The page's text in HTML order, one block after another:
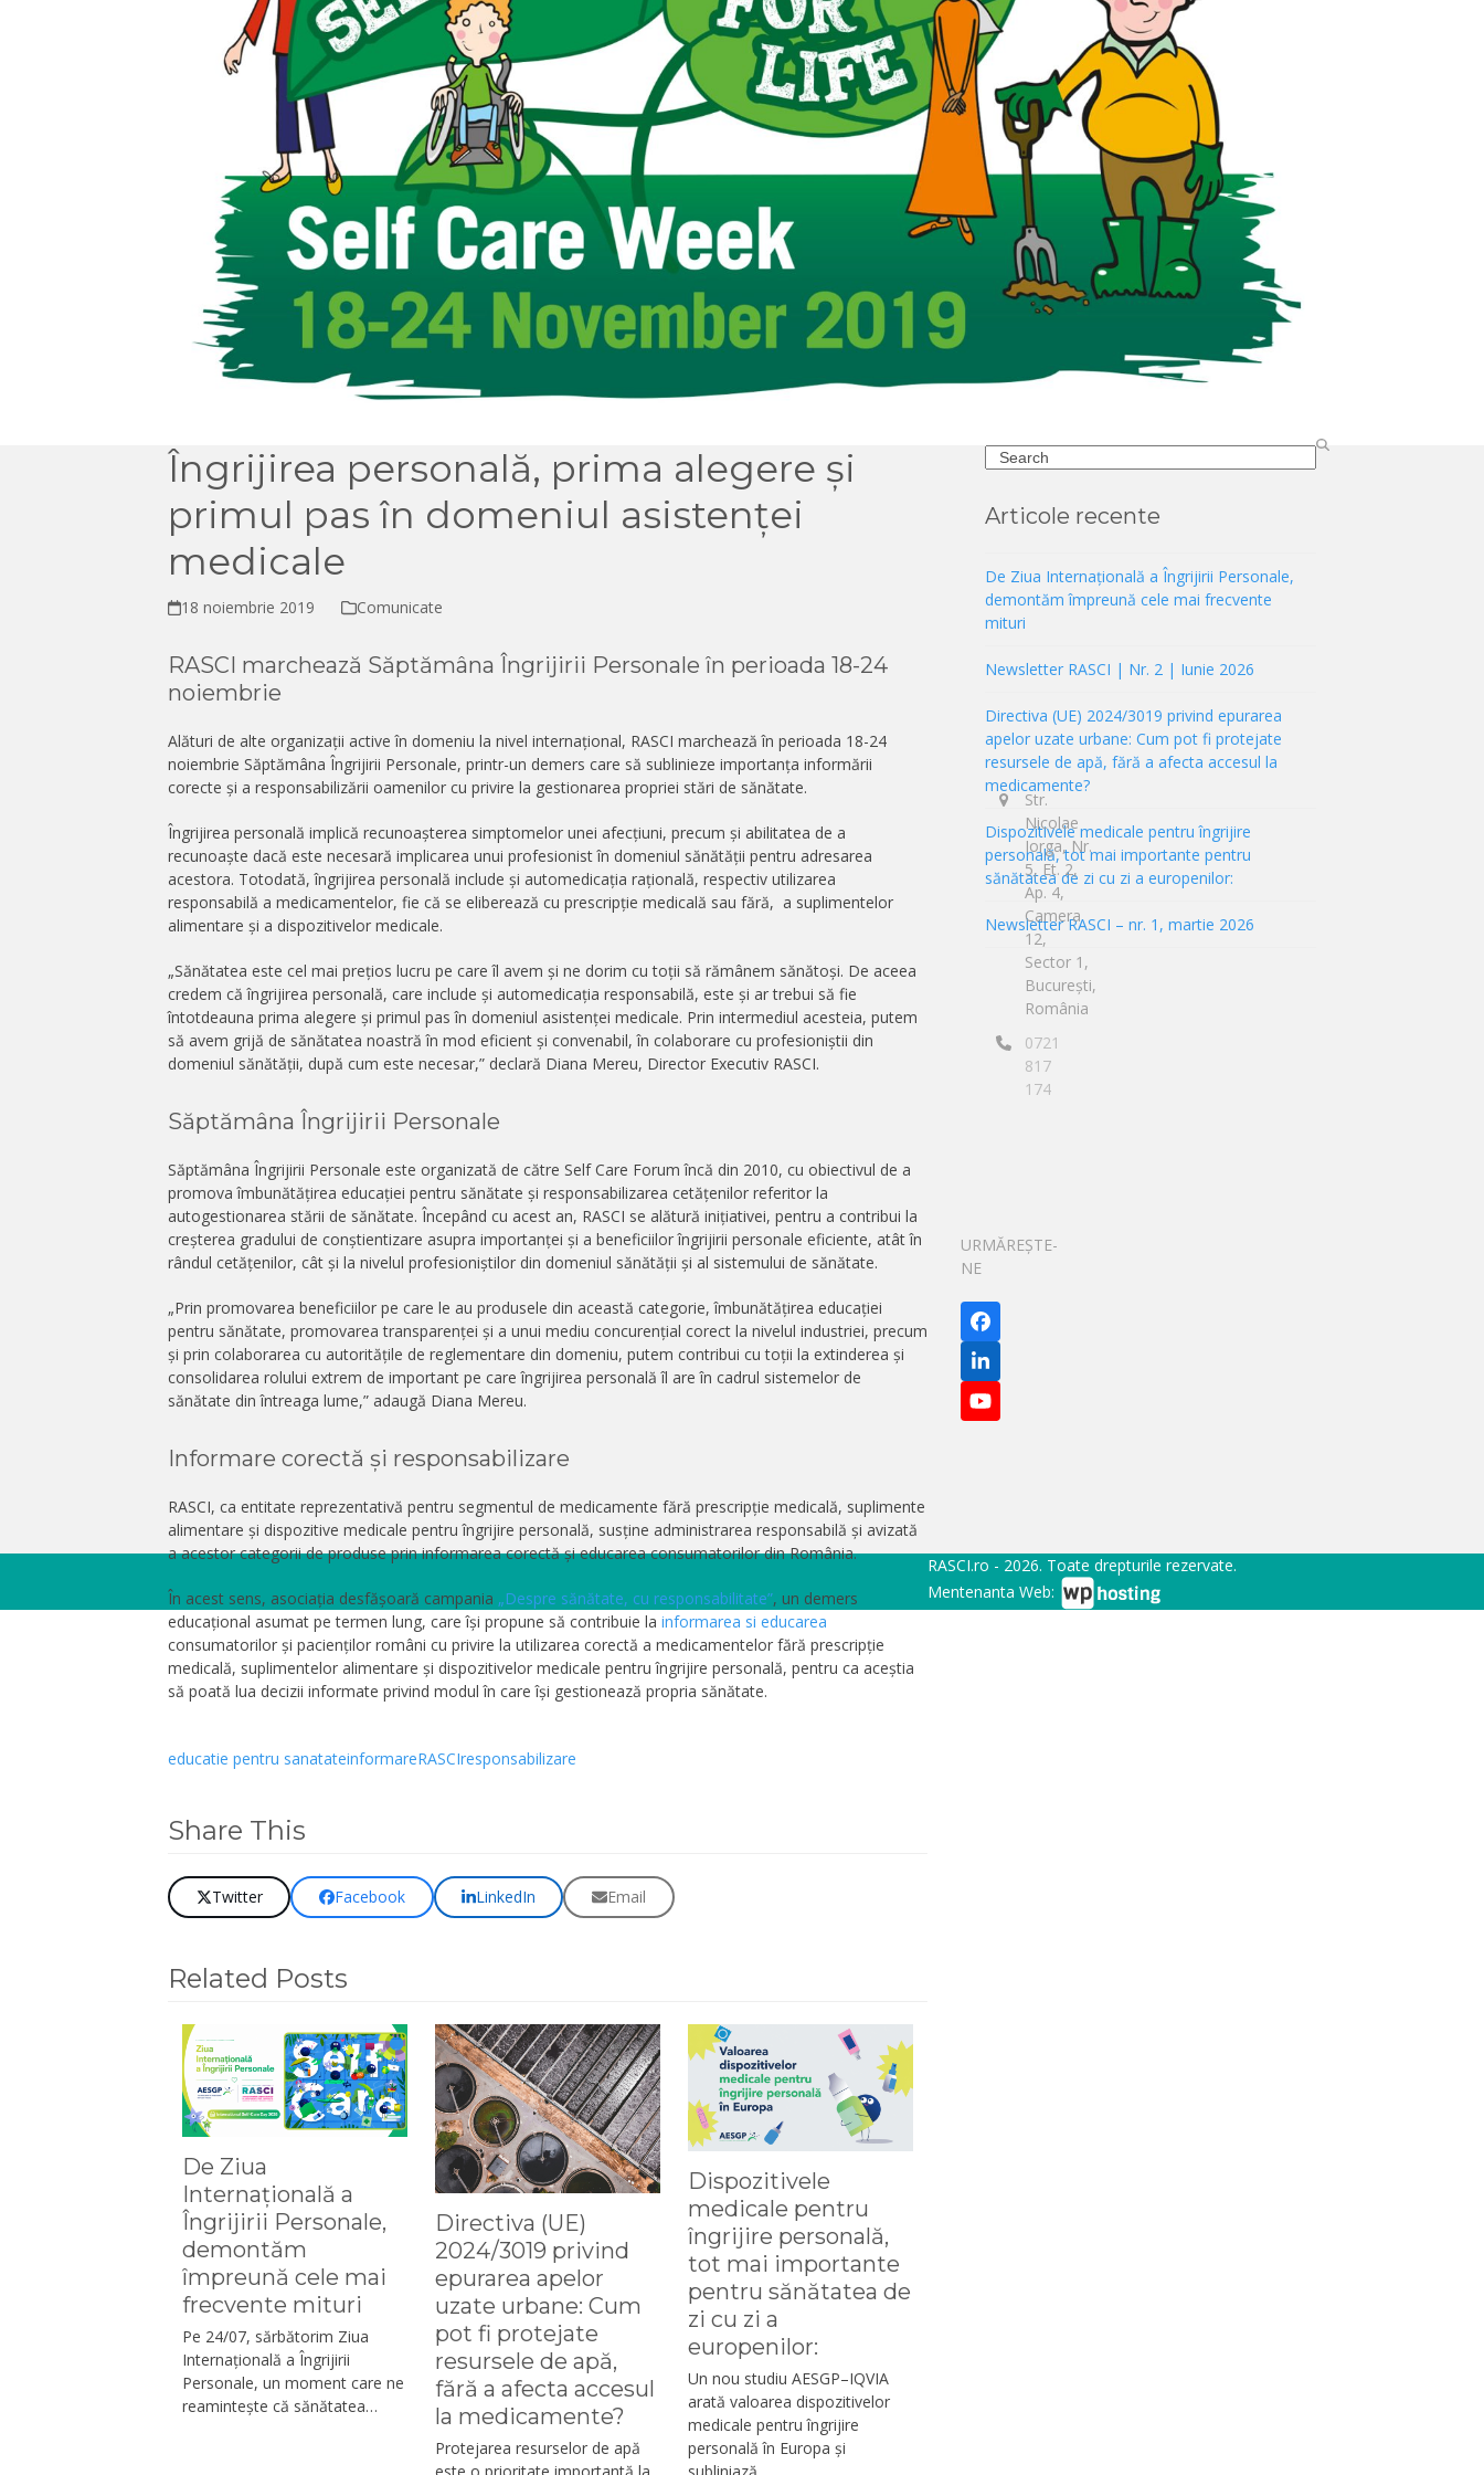
Îngrijirea personală, prima alegere și
primul pas în domeniul asistenței
medicale
18 noiembrie 2019 Comunicate
RASCI marchează Săptămâna Îngrijirii Personale în perioada 18-24
noiembrie
Alături de alte organizații active în domeniu la nivel internațional, RASCI marchează în perioada 18-24
noiembrie Săptămâna Îngrijirii Personale, printr-un demers care să sublinieze importanța informării
corecte și a responsabilizării oamenilor cu privire la gestionarea propriei stări de sănătate.
Îngrijirea personală implică recunoașterea simptomelor unei afecțiuni, precum și abilitatea de a
recunoaște dacă este necesară implicarea unui profesionist în domeniul sănătății pentru adresarea
acestora. Totodată, îngrijirea personală include și automedicația rațională, respectiv utilizarea
responsabilă a medicamentelor, fie că se eliberează cu prescripție medicală sau fără, a suplimentelor
alimentare și a dispozitivelor medicale.
„Sănătatea este cel mai prețios lucru pe care îl avem și ne dorim cu toții să rămânem sănătoși. De aceea
credem că îngrijirea personală, care include și automedicația responsabilă, este și ar trebui să fie
întotdeauna prima alegere și primul pas în domeniul asistenței medicale. Prin intermediul acesteia, putem
să avem grijă de sănătatea noastră în mod eficient și convenabil, în colaborare cu profesioniștii din
domeniul sănătății, după cum este necesar,” declară Diana Mereu, Director Executiv RASCI.
Săptămâna Îngrijirii Personale
Săptămâna Îngrijirii Personale este organizată de către Self Care Forum încă din 2010, cu obiectivul de a
promova îmbunătățirea educației pentru sănătate și responsabilizarea cetățenilor referitor la
autogestionarea stării de sănătate. Începând cu acest an, RASCI se alătură inițiativei, pentru a contribui la
creșterea gradului de conștientizare asupra importanței și a beneficiilor îngrijirii personale eficiente, atât în
rândul cetățenilor, cât și la nivelul profesioniștilor din domeniul sănătății și al sistemului de sănătate.
„Prin promovarea beneficiilor pe care le au produsele din această categorie, îmbunătățirea educației
pentru sănătate, promovarea transparenței și a unui mediu concurențial corect la nivelul industriei, precum
și prin colaborarea cu autoritățile de reglementare din domeniu, putem contribui cu toții la extinderea și
consolidarea rolului extrem de important pe care îngrijirea personală îl are în cadrul sistemelor de
sănătate din întreaga lume,” adaugă Diana Mereu.
Informare corectă și responsabilizare
RASCI, ca entitate reprezentativă pentru segmentul de medicamente fără prescripție medicală, suplimente
alimentare și dispozitive medicale pentru îngrijire personală, susține administrarea responsabilă și avizată
a acestor categorii de produse prin informarea corectă și educarea consumatorilor din România.
În acest sens, asociația desfășoară campania „Despre sănătate, cu responsabilitate”, un demers
educațional asumat pe termen lung, care își propune să contribuie la informarea si educarea
consumatorilor și pacienților români cu privire la utilizarea corectă a medicamentelor fără prescripție
medicală, suplimentelor alimentare și dispozitivelor medicale pentru îngrijire personală, pentru ca aceștia
să poată lua decizii informate privind modul în care își gestionează propria sănătate.
educatie pentru sanatateinformareRASCIresponsabilizare
Share This
Twitter Facebook LinkedIn Email
Related Posts
De Ziua
Internațională a
Îngrijirii Personale,
demontăm
împreună cele mai
frecvente mituri
Pe 24/07, sărbătorim Ziua
Internațională a Îngrijirii
Personale, un moment care ne
reamintește că sănătatea…
Directiva (UE)
2024/3019 privind
epurarea apelor
uzate urbane: Cum
pot fi protejate
resursele de apă,
fără a afecta accesul
la medicamente?
Protejarea resurselor de apă
Dispozitivele
medicale pentru
îngrijire personală,
tot mai importante
pentru sănătatea de
zi cu zi a
europenilor:
Un nou studiu AESGP–IQVIA
arată valoarea dispozitivelor
medicale pentru îngrijire
personală în Europa și
Search
Articole recente
De Ziua Internațională a Îngrijirii Personale,
demontăm împreună cele mai frecvente
mituri
Newsletter RASCI | Nr. 2 | Iunie 2026
Directiva (UE) 2024/3019 privind epurarea
apelor uzate urbane: Cum pot fi protejate
resursele de apă, fără a afecta accesul la
medicamente?
Dispozitivele medicale pentru îngrijire
personală, tot mai importante pentru
sănătatea de zi cu zi a europenilor:
Newsletter RASCI – nr. 1, martie 2026
Str.
Nicolae
Iorga, Nr.
5, Et. 2,
Ap. 4,
Camera
12,
Sector 1,
București,
România
0721
817
174
URMĂREȘTE-
NE
Facebook
LinkedIn
YouTube
RASCI.ro - 2026. Toate drepturile rezervate.
Mentenanta Web: